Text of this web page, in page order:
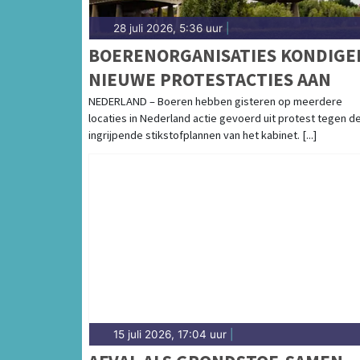
28 juli 2026, 5:36 uur
BOERENORGANISATIES
NIEUWE PROTESTACTIES AAN
NEDERLAND – Boeren hebben gisteren op meerdere
locaties in Nederland actie gevoerd uit protest tegen
ingrijpende stikstofplannen van het kabinet. [...]
15 juli 2026, 17:04 uur